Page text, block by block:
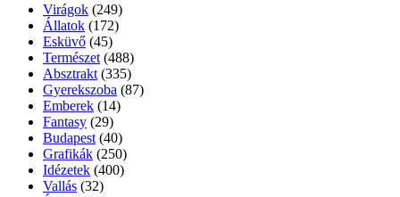
Virágok (249)
Állatok (172)
Esküvő (45)
Természet (488)
Absztrakt (335)
Gyerekszoba (87)
Emberek (14)
Fantasy (29)
Budapest (40)
Grafikák (250)
Idézetek (400)
Vallás (32)